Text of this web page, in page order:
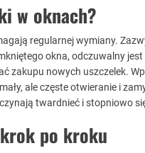
w oknach?
regularnej wymiany.
okna, odczuwalny
zakupu nowych uszczelek.
ale częste otwieranie i
twardnieć i stopniowo
po kroku